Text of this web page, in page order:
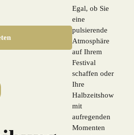
Egal, ob Sie
eine
pulsierende
Atmosphäre
auf Ihrem
Festival
schaffen oder
Ihre
Halbzeitshow
mit
aufregenden
Momenten